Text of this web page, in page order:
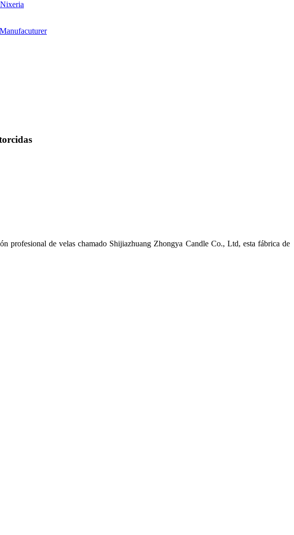
profesional de velas chamado Shijiazhuang Zhongya Candle Co., Ltd, esta fábrica de